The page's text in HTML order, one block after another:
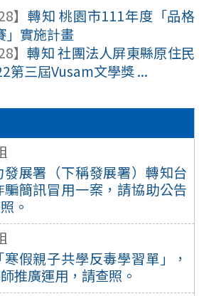
展署（下稱發展署）轉知台
簡訊冒用一案，請協助公告
。
假親子共學反毒學習單」，
推廣運用，請查照。
】 轉知 桃園市111年度「品格
實施計畫
】 轉知 社團法人屏東縣原住民
第三屆Vusam文學獎 ...